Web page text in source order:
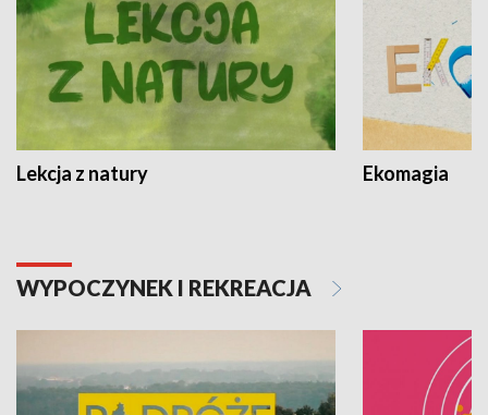
Lekcja z natury Ekomagia
WYPOCZYNEK I REKREACJA